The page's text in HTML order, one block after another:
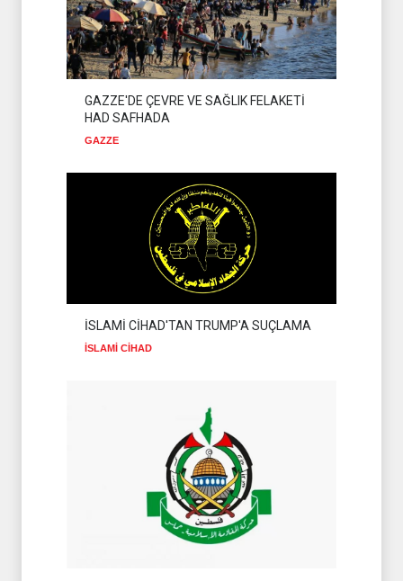
GAZZE'DE ÇEVRE VE SAĞLIK FELAKETİ
HAD SAFHADA
GAZZE
İSLAMİ CİHAD'TAN TRUMP'A SUÇLAMA
İSLAMİ CİHAD